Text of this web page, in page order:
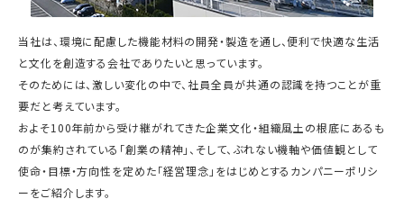
当社は、環境に配慮した機能材料の開発・製造を通し、便利で快適な生活
と文化を創造する会社でありたいと思っています。
そのためには、激しい変化の中で、社員全員が共通の認識を持つことが重
要だと考えています。
およそ100年前から受け継がれてきた企業文化・組織風土の根底にあるも
のが集約されている「創業の精神」、そして、ぶれない機軸や価値観として
使命・目標・方向性を定めた「経営理念」をはじめとするカンパニーポリシ
ーをご紹介します。